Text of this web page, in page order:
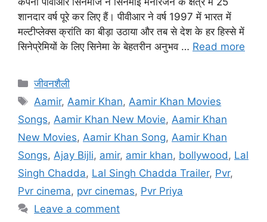
शानदार वर्ष पूरे कर लिए हैं। पीवीआर ने वर्ष 1997 में भारत में
मल्टीप्लेक्स क्रांति का बीड़ा उठाया और तब से देश के हर हिस्से में
सिनेप्रेमियों के लिए सिनेमा के बेहतरीन अनुभव … Read more
जीवनशैली
Aamir, Aamir Khan, Aamir Khan Movies
Songs, Aamir Khan New Movie, Aamir Khan
New Movies, Aamir Khan Song, Aamir Khan
Songs, Ajay Bijli, amir, amir khan, bollywood , Lal
Singh Chadda, Lal Singh Chadda Trailer, Pvr,
Pvr cinema, pvr cinemas, Pvr Priya
Leave a comment